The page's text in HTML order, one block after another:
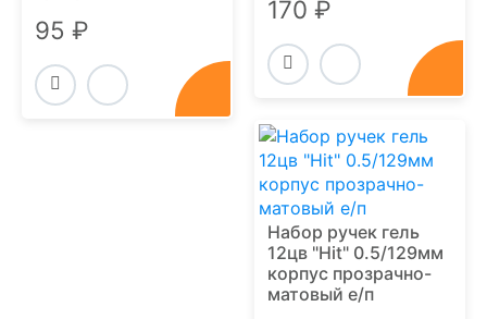
95 ₽
170 ₽
Набор ручек гель
12цв "Hit" 0.5/129мм
корпус прозрачно-
матовый е/п